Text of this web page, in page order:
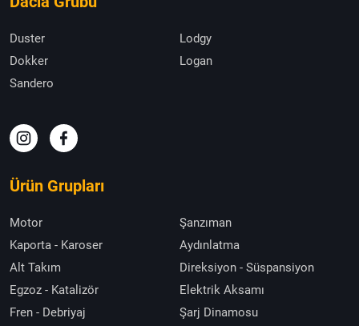
Duster
Lodgy
Dokker
Logan
Sandero
Ürün Grupları
Motor
Şanzıman
Kaporta - Karoser
Aydınlatma
Alt Takım
Direksiyon - Süspansiyon
Egzoz - Katalizör
Elektrik Aksamı
Fren - Debriyaj
Şarj Dinamosu